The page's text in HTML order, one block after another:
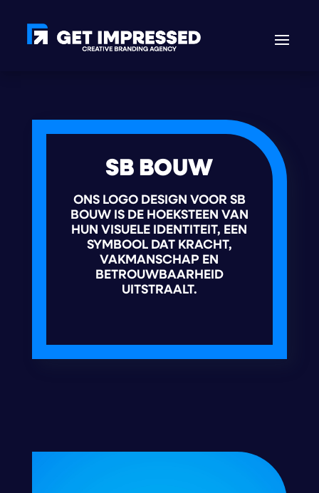
SB BOUW
ONS LOGO DESIGN VOOR SB
BOUW IS DE HOEKSTEEN VAN
HUN VISUELE IDENTITEIT, EEN
SYMBOOL DAT KRACHT,
VAKMANSCHAP EN
BETROUWBAARHEID
UITSTRAALT.